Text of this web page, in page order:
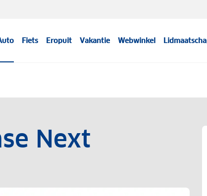
Fiets Eropuit Vakantie Webwinkel
Next